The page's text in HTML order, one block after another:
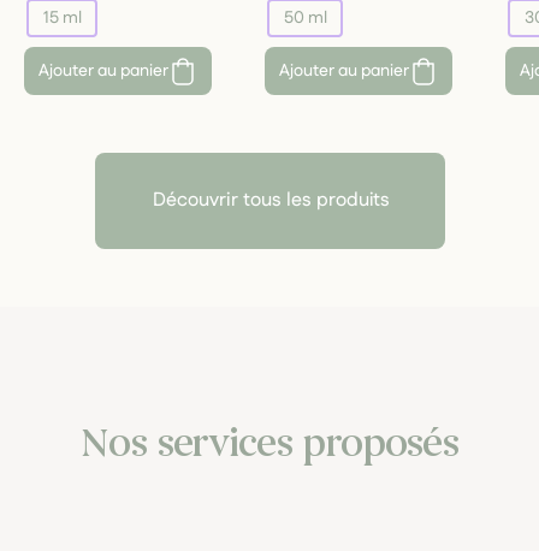
15 ml
Ajouter au panier
50 ml
Ajouter au panier
Découvrir tous les produits
Nos services proposés